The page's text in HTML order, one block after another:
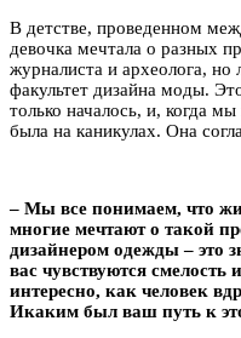
В детстве, проведенном
девочка мечтала о разных
журналиста и археолога, но
факультет дизайна моды.
только началось, и, когда
была на каникулах. Она
– Мы все понимаем, что
многие мечтают о такой
дизайнером одежды – это
вас чувствуются смелость
интересно, как человек
Икаким был ваш путь к